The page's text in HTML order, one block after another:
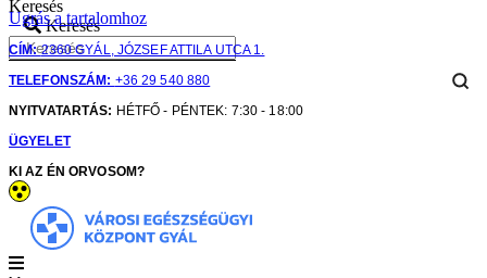
Ugrás a tartalomhoz
CÍM:2360 GYÁL, JÓZSEF ATTILA UTCA 1.
TELEFONSZÁM: +36 29 540 880
NYITVATARTÁS: HÉTFŐ - PÉNTEK: 7:30 - 18:00
ÜGYELET
KI AZ ÉN ORVOSOM?
Keresés
Keresés